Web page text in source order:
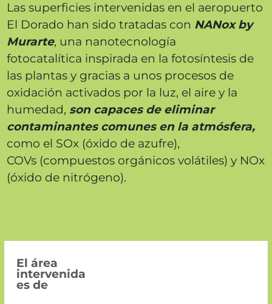
Las superficies intervenidas en el aeropuerto
El Dorado han sido tratadas con NANox by
Murarte, una nanotecnología
fotocatalítica inspirada en la fotosíntesis de
las plantas y gracias a unos procesos de
oxidación activados por la luz, el aire y la
humedad, son capaces de eliminar
contaminantes comunes en la atmósfera,
como el SOx (óxido de azufre),
COVs (compuestos orgánicos volátiles) y NOx
(óxido de nitrógeno).
El área
intervenida
es de